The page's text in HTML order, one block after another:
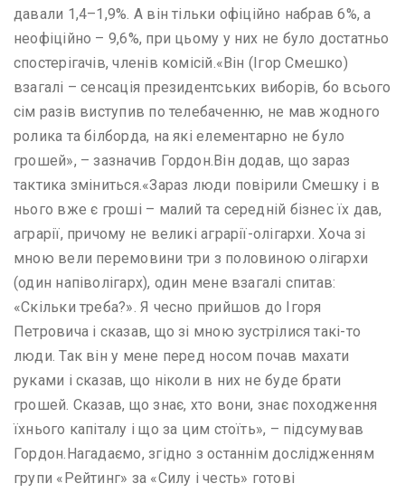
давали 1,4–1,9%. А він тільки офіційно набрав 6%, а
неофіційно – 9,6%, при цьому у них не було достатньо
спостерігачів, членів комісій.«Він (Ігор Смешко)
взагалі – сенсація президентських виборів, бо всього
сім разів виступив по телебаченню, не мав жодного
ролика та білборда, на які елементарно не було
грошей», – зазначив Гордон.Він додав, що зараз
тактика зміниться.«Зараз люди повірили Смешку і в
нього вже є гроші – малий та середній бізнес їх дав,
аграрії, причому не великі аграрії-олігархи. Хоча зі
мною вели перемовини три з половиною олігархи
(один напіволігарх), один мене взагалі спитав:
«Скільки треба?». Я чесно прийшов до Ігоря
Петровича і сказав, що зі мною зустрілися такі-то
люди. Так він у мене перед носом почав махати
руками і сказав, що ніколи в них не буде брати
грошей. Сказав, що знає, хто вони, знає походження
їхнього капіталу і що за цим стоїть», – підсумував
Гордон.Нагадаємо, згідно з останнім дослідженням
групи «Рейтинг» за «Силу і честь» готові